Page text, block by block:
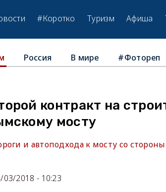
#Коротко Туризм Афиша
Россия В мире #Фотореп
контракт на
мосту
и автоподхода к мосту со
03/2018 - 10:23